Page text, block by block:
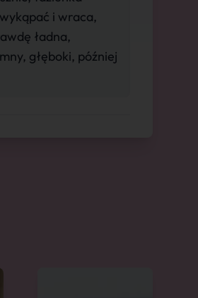
i wraca,
ładna,
głęboki, później